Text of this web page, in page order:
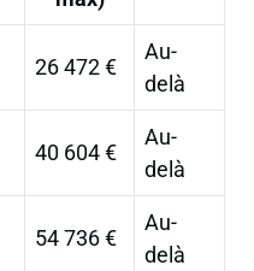
26 472 €
Au-
delà
40 604 €
Au-
delà
54 736 €
Au-
delà